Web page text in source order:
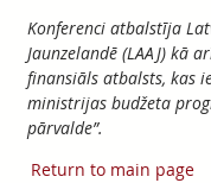
Konferenci atbalstīja
Jaunzelandē (LAAJ) kā
finansiāls atbalsts, kas
ministrijas budžeta
pārvalde”.
Return to main page